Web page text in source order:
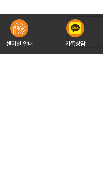
센터별 안내 카톡상담